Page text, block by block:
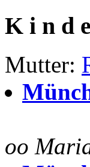
K i n d
Mutter:
oo